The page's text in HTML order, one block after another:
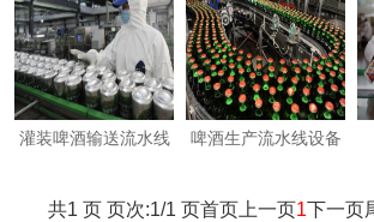
灌装啤酒输送流水线 啤酒生产流水线设备
共1 页 页次:1/1 页首页 上一页1下一页